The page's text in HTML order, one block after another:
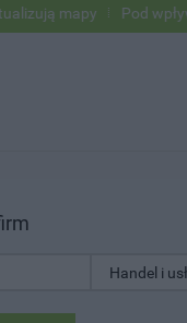
mapy Pod wpływem